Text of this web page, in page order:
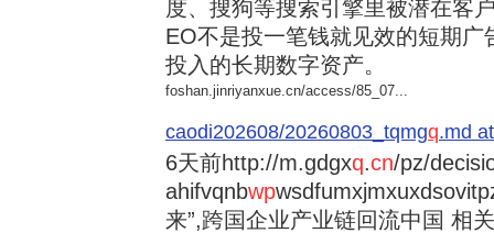
度、搜狗等搜索引擎里被潜在客
EO不是投一笔钱就见效的短期
投入的长期数字资产。
foshan.jinriyanxue.cn/access/85_07...
caodi202608/20260803_tqmgq.md
6天前http://m.gdgxq.cn/pz/
ahifvqnbwp
来”,跨国企业产业链回流中国 相